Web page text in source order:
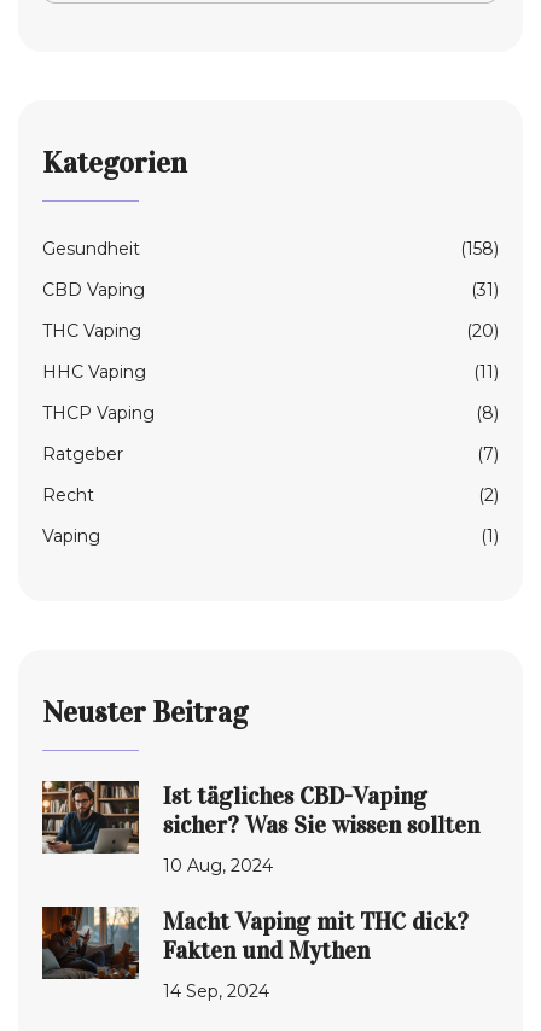
Kategorien
Gesundheit
(158)
CBD Vaping
(31)
THC Vaping
(20)
HHC Vaping
(11)
THCP Vaping
(8)
Ratgeber
(7)
Recht
(2)
Vaping
(1)
Neuster Beitrag
Ist tägliches CBD-Vaping
sicher? Was Sie wissen sollten
10 Aug, 2024
Macht Vaping mit THC dick?
Fakten und Mythen
14 Sep, 2024